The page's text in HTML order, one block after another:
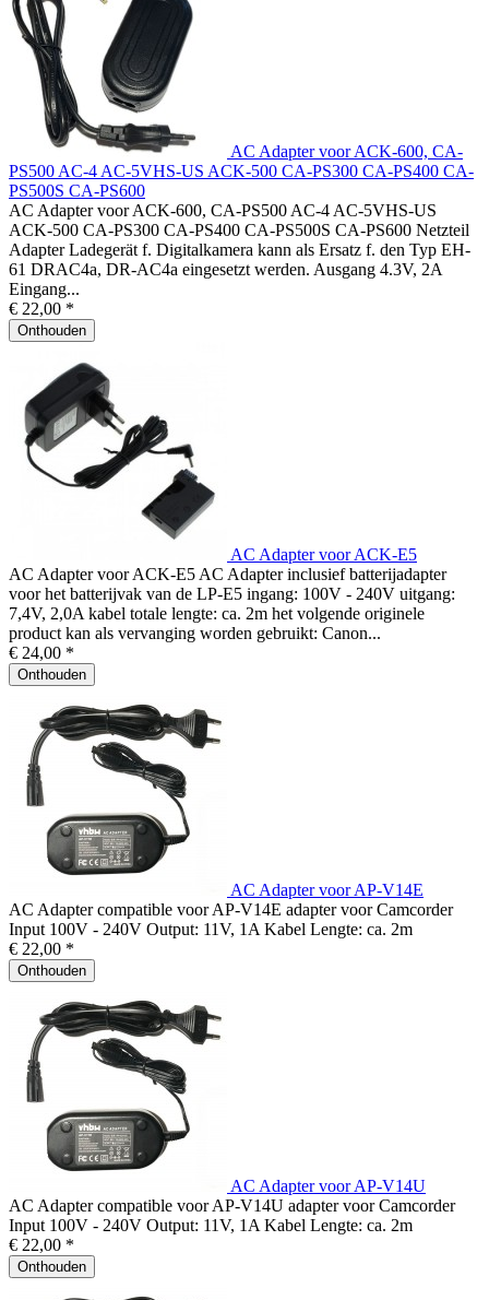
AC Adapter voor ACK-600, CA-
PS500 AC-4 AC-5VHS-US ACK-500 CA-PS300 CA-PS400 CA-
PS500S CA-PS600
AC Adapter voor ACK-600, CA-PS500 AC-4 AC-5VHS-US
ACK-500 CA-PS300 CA-PS400 CA-PS500S CA-PS600 Netzteil
Adapter Ladegerät f. Digitalkamera kann als Ersatz f. den Typ EH-
61 DRAC4a, DR-AC4a eingesetzt werden. Ausgang 4.3V, 2A
Eingang...
€ 22,00 *
Onthouden
AC Adapter voor ACK-E5
AC Adapter voor ACK-E5 AC Adapter inclusief batterijadapter
voor het batterijvak van de LP-E5 ingang: 100V - 240V uitgang:
7,4V, 2,0A kabel totale lengte: ca. 2m het volgende originele
product kan als vervanging worden gebruikt: Canon...
€ 24,00 *
Onthouden
AC Adapter voor AP-V14E
AC Adapter compatible voor AP-V14E adapter voor Camcorder
Input 100V - 240V Output: 11V, 1A Kabel Lengte: ca. 2m
€ 22,00 *
Onthouden
AC Adapter voor AP-V14U
AC Adapter compatible voor AP-V14U adapter voor Camcorder
Input 100V - 240V Output: 11V, 1A Kabel Lengte: ca. 2m
€ 22,00 *
Onthouden